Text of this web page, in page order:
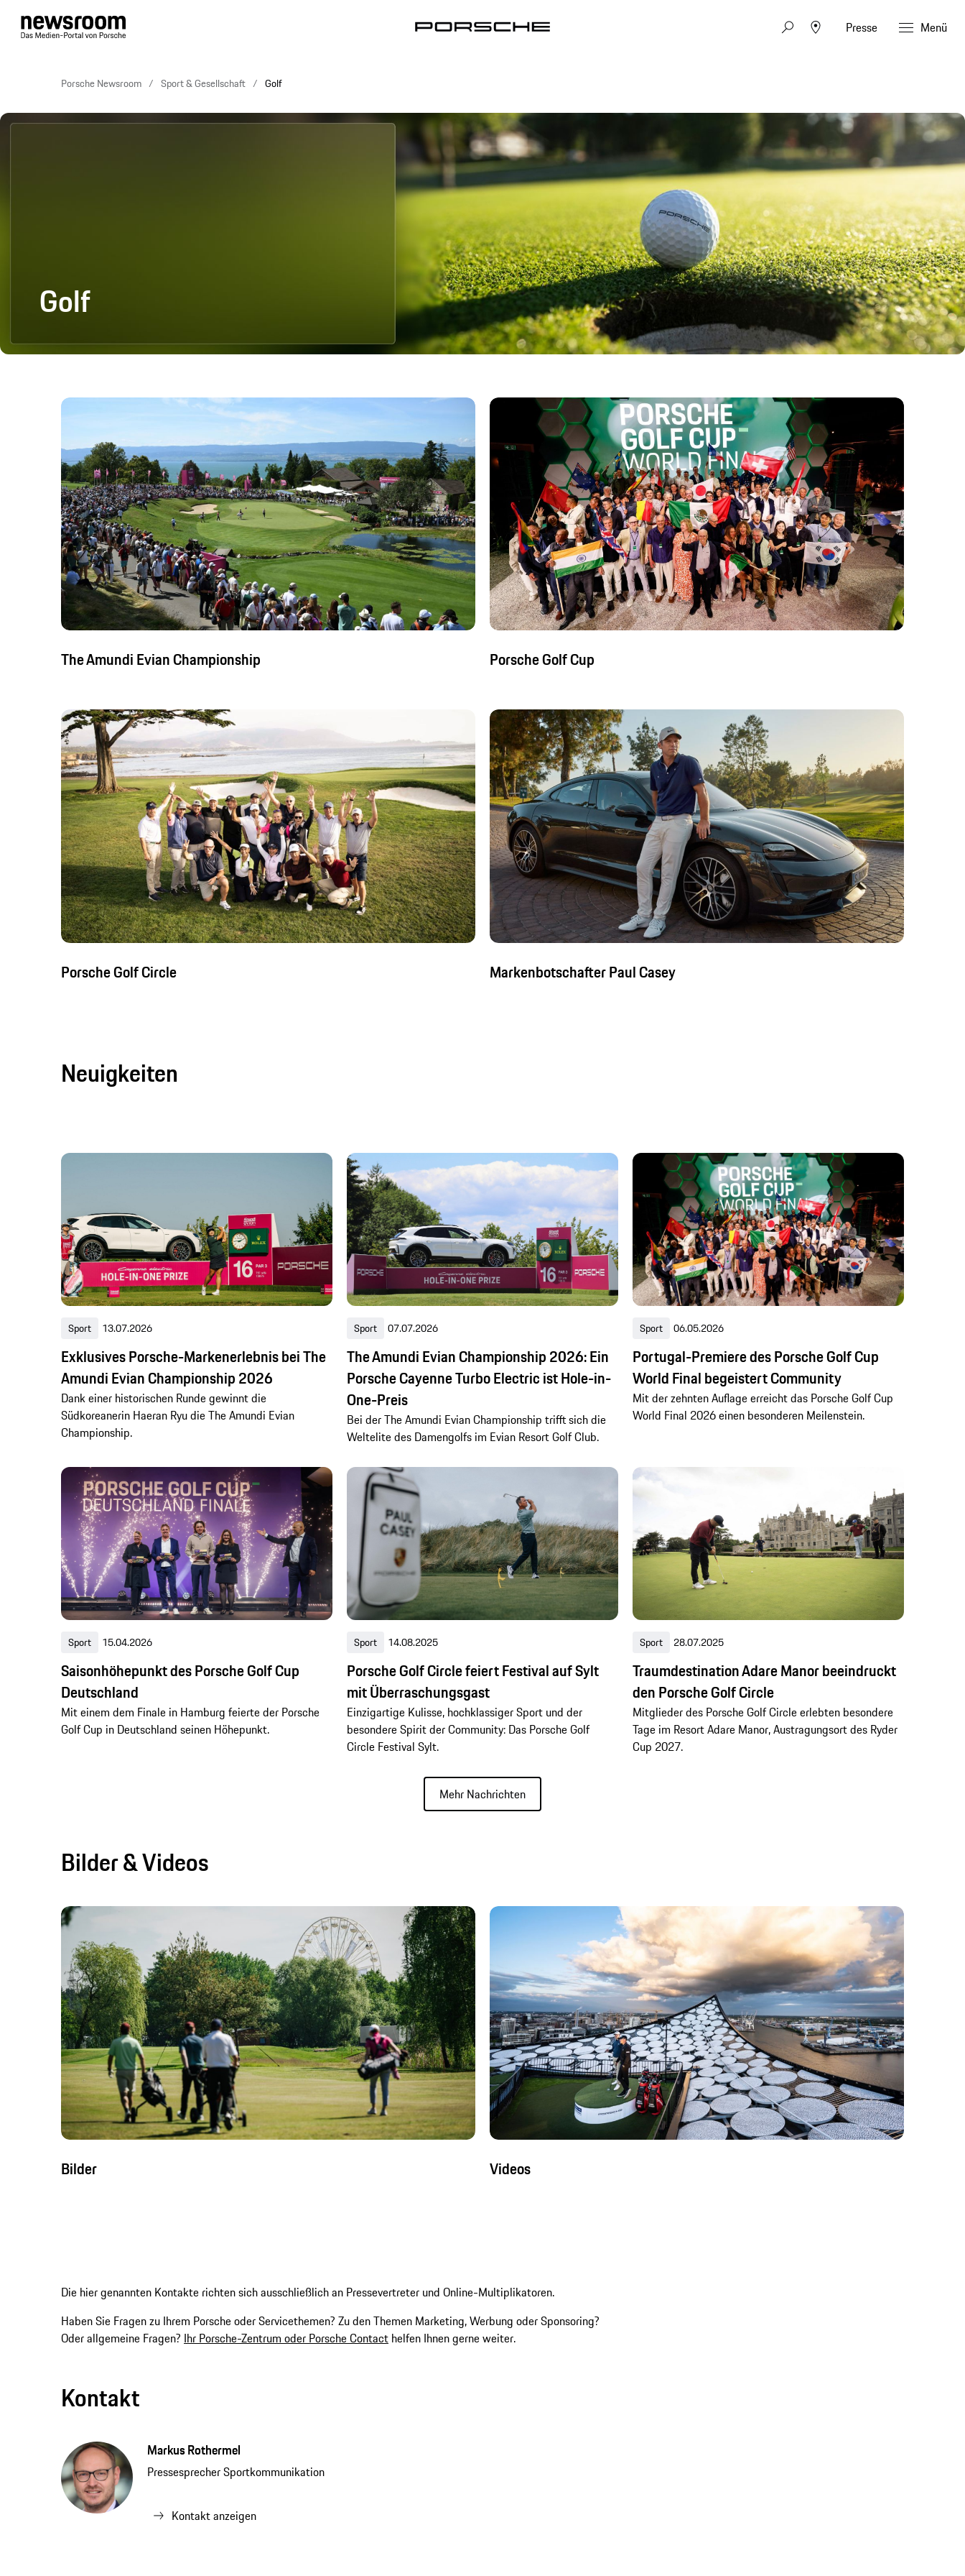
Presse Menü
Porsche Newsroom Sport & Gesellschaft Golf
Golf
The Amundi Evian Championship Porsche Golf Cup
Porsche Golf Circle Markenbotschafter Paul Casey
Neuigkeiten
Sport 13.07.2026
Exklusives Porsche-Markenerlebnis bei The
Amundi Evian Championship 2026
Dank einer historischen Runde gewinnt die
Südkoreanerin Haeran Ryu die The Amundi Evian
Championship.
Sport 07.07.2026
The Amundi Evian Championship 2026: Ein
Porsche Cayenne Turbo Electric ist Hole-in-
One-Preis
Bei der The Amundi Evian Championship trifft sich die
Weltelite des Damengolfs im Evian Resort Golf Club.
Sport 06.05.2026
Portugal-Premiere des Porsche Golf Cup
World Final begeistert Community
Mit der zehnten Auflage erreicht das Porsche Golf Cup
World Final 2026 einen besonderen Meilenstein.
Sport 15.04.2026
Saisonhöhepunkt des Porsche Golf Cup
Deutschland
Mit einem dem Finale in Hamburg feierte der Porsche
Golf Cup in Deutschland seinen Höhepunkt.
Sport 14.08.2025
Porsche Golf Circle feiert Festival auf Sylt
mit Überraschungsgast
Einzigartige Kulisse, hochklassiger Sport und der
besondere Spirit der Community: Das Porsche Golf
Circle Festival Sylt.
Sport 28.07.2025
Traumdestination Adare Manor beeindruckt
den Porsche Golf Circle
Mitglieder des Porsche Golf Circle erlebten besondere
Tage im Resort Adare Manor, Austragungsort des Ryder
Cup 2027.
Mehr Nachrichten
Bilder & Videos
Bilder Videos
Die hier genannten Kontakte richten sich ausschließlich an Pressevertreter und Online-Multiplikatoren.
Haben Sie Fragen zu Ihrem Porsche oder Servicethemen? Zu den Themen Marketing, Werbung oder Sponsoring?
Oder allgemeine Fragen? Ihr Porsche-Zentrum oder Porsche Contact helfen Ihnen gerne weiter.
Kontakt
Markus Rothermel
Pressesprecher Sportkommunikation
Kontakt anzeigen